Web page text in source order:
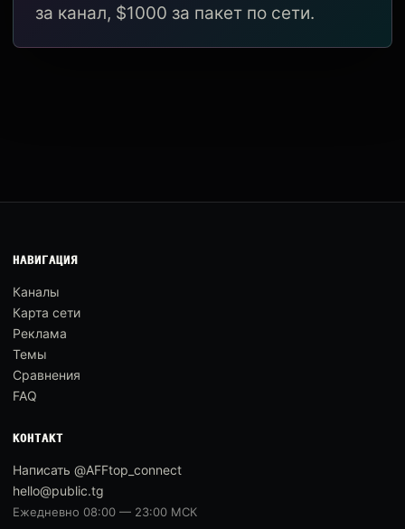
за канал, $1000 за пакет по сети.
НАВИГАЦИЯ
Каналы
Карта сети
Реклама
Темы
Сравнения
FAQ
КОНТАКТ
Написать @AFFtop_connect
hello@public.tg
Ежедневно 08:00 — 23:00 МСК